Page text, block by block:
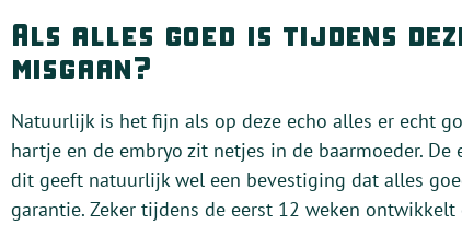
Als alles goed is tijdens
misgaan?
Natuurlijk is het fijn als op deze echo alles er echt
hartje en de embryo zit netjes in de baarmoeder.
dit geeft natuurlijk wel een bevestiging dat alles
garantie. Zeker tijdens de eerst 12 weken